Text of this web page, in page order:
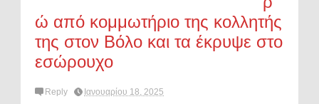
ώ από κομμωτήριο της κολλητής
της στον Βόλο και τα έκρυψε στο
εσώρουχο
Reply Ιανουαρίου 18, 2025